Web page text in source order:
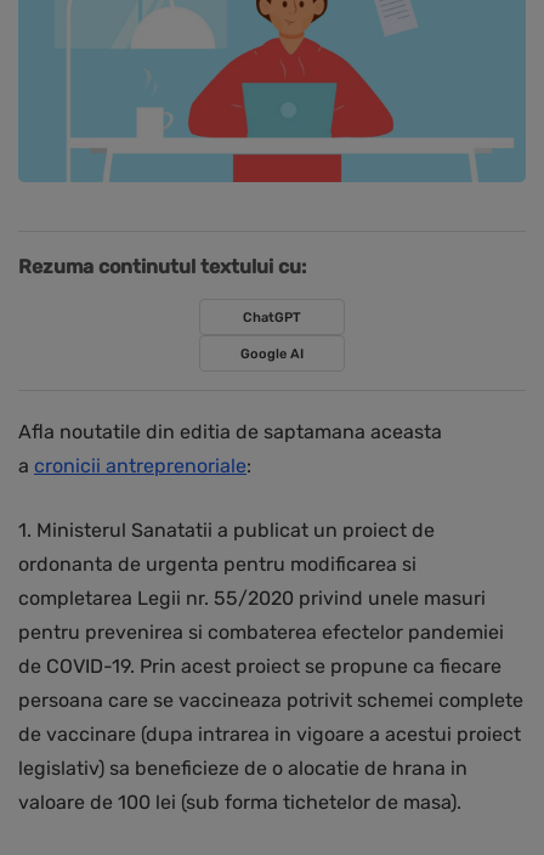
Rezuma continutul textului cu:
ChatGPT
Google AI
Afla noutatile din editia de saptamana aceasta
a cronicii antreprenoriale:
1. Ministerul Sanatatii a publicat un proiect de
ordonanta de urgenta pentru modificarea si
completarea Legii nr. 55/2020 privind unele masuri
pentru prevenirea si combaterea efectelor pandemiei
de COVID-19. Prin acest proiect se propune ca fiecare
persoana care se vaccineaza potrivit schemei complete
de vaccinare (dupa intrarea in vigoare a acestui proiect
legislativ) sa beneficieze de o alocatie de hrana in
valoare de 100 lei (sub forma tichetelor de masa).